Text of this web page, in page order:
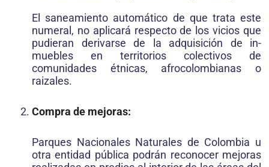
El saneamiento automático de que trata este
numeral, no aplicará respecto de los vicios que
pudieran derivarse de la adquisición de in­
muebles en territorios colectivos de
comunidades étnicas, afrocolom­bianas o
raizales.
Compra de mejoras:
Parques Nacionales Naturales de Co­lombia u
otra entidad pública podrán reconocer mejoras